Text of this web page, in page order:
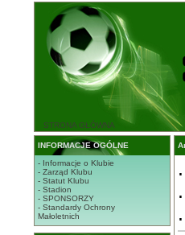
STRONA GŁÓWNA
INFORMACJE OGÓLNE
- Informacje o Klubie
- Zarząd Klubu
- Statut Klubu
- Stadion
- SPONSORZY
- Standardy Ochrony
Małoletnich
.
.
.